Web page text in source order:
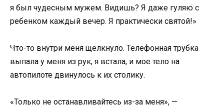
я был чудесным мужем. Видишь? Я даже гуляю с
ребенком каждый вечер. Я практически святой!»
Что-то внутри меня щелкнуло. Телефонная трубка
выпала у меня из рук, я встала, и мое тело на
автопилоте двинулось к их столику.
«Только не останавливайтесь из-за меня», —